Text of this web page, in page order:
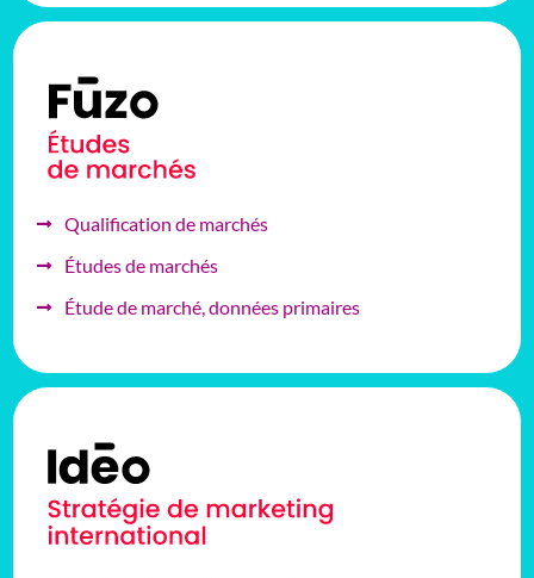
Qualification de marchés
Études de marchés
Étude de marché, données primaires